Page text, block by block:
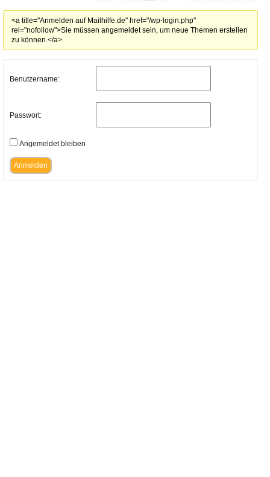
<a title="Anmelden auf Mailhilfe.de" href="/wp-login.php"
rel="nofollow">Sie müssen angemeldet sein, um neue Themen erstellen
zu können.</a>
Benutzername:
Passwort:
Angemeldet bleiben
Anmelden